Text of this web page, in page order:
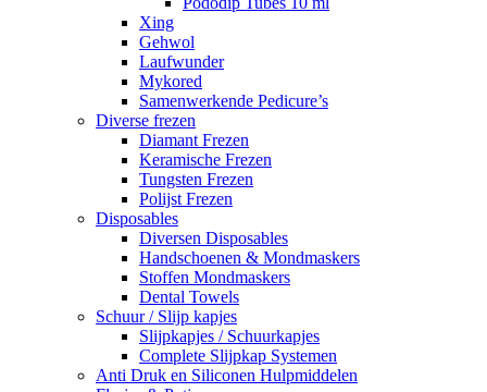
Xing
Gehwol
Laufwunder
Mykored
Samenwerkende Pedicure’s
Diverse frezen
Diamant Frezen
Keramische Frezen
Tungsten Frezen
Polijst Frezen
Disposables
Diversen Disposables
Handschoenen & Mondmaskers
Stoffen Mondmaskers
Dental Towels
Schuur / Slijp kapjes
Slijpkapjes / Schuurkapjes
Complete Slijpkap Systemen
Anti Druk en Siliconen Hulpmiddelen